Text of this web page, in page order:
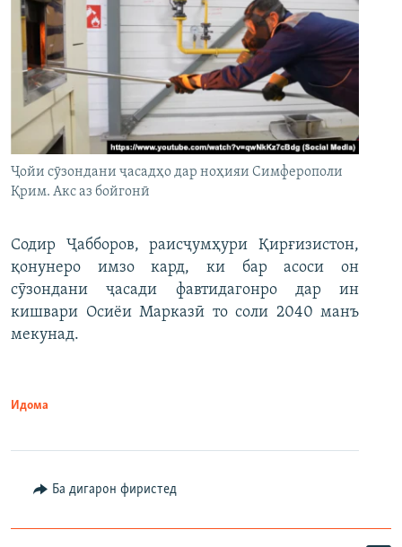
Ҷойи сӯзондани ҷасадҳо дар ноҳияи Симферополи
Қрим. Акс аз бойгонӣ
Содир Ҷабборов, раисҷумҳури Қирғизистон,
қонунеро имзо кард, ки бар асоси он
сӯзондани ҷасади фавтидагонро дар ин
кишвари Осиёи Марказӣ то соли 2040 манъ
мекунад.
Идома
Ба дигарон фиристед